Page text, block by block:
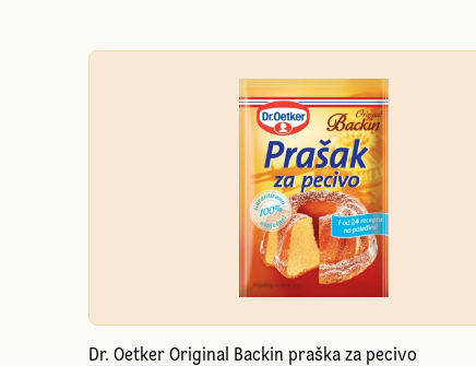
Dr. Oetker Original Backin praška za pecivo